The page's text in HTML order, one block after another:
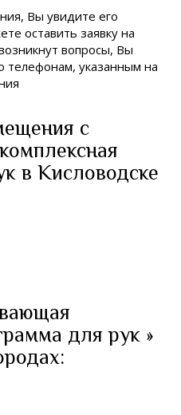
Вы увидите его
оставить заявку на
вопросы, Вы
телефонам, указанным на
с
в Кисловодске
для рук »